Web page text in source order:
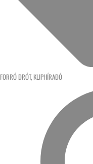
FORRÓ DRÓT, KLIPHÍRADÓ